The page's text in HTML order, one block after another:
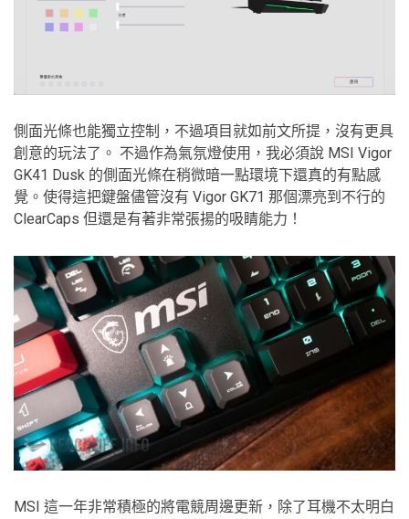
側面光條也能獨立控制，不過項目就如前文所提，沒有更具
創意的玩法了。 不過作為氣氛燈使用，我必須說 MSI Vigor
GK41 Dusk 的側面光條在稍微暗一點環境下還真的有點感
覺。使得這把鍵盤儘管沒有 Vigor GK71 那個漂亮到不行的
ClearCaps 但還是有著非常張揚的吸睛能力！
MSI 這一年非常積極的將電競周邊更新，除了耳機不太明白